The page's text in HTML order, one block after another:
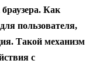
Как
пользователя,
Такой механизм
с